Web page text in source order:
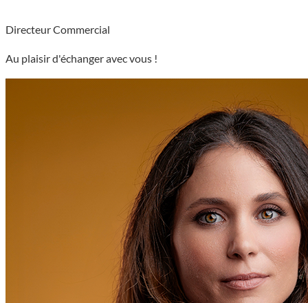
Directeur Commercial
Au plaisir d'échanger avec vous !